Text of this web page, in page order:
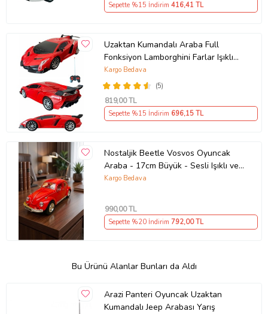
Sepette %15 İndirim 416,41 TL
Uzaktan Kumandalı Araba Full
Fonksiyon Lamborghini Farlar Işıklı
20 Cm Hediye Oyuncak (Kırmızı)
(5)
Kargo Bedava
819,00 TL
Sepette %15 İndirim 696,15 TL
Nostaljik Beetle Vosvos Oyuncak
Araba - 17cm Büyük - Sesli Işıklı ve
Sürtmeli - Kırmızı Model Araba
Kargo Bedava
990,00 TL
Sepette %20 İndirim 792,00 TL
Bu Ürünü Alanlar Bunları da Aldı
Arazi Panteri Oyuncak Uzaktan
Kumandalı Jeep Arabası Yarış